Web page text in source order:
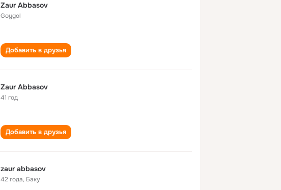
Zaur Abbasov
Goygol
Добавить в друзья
Zaur Abbasov
41 год
Добавить в друзья
zaur abbasov
42 года, Баку